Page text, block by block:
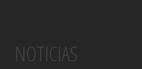
NOTICIAS